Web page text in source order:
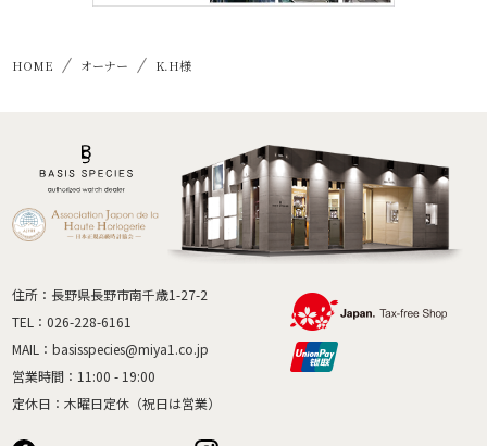
HOME オーナー K.H様
住所：長野県長野市南千歳1-27-2
TEL： 026-228-6161
MAIL： basisspecies@miya1.co.jp
営業時間：11:00 - 19:00
定休日：木曜日定休（祝日は営業）